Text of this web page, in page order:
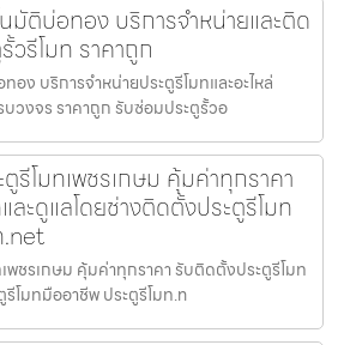
มัติบ่อทอง บริการจำหน่ายและติด
วรีโมท ราคาถูก
ง บริการจำหน่ายประตูรีโมทและอะไหล่
วงจร ราคาถูก รับซ่อมประตูรั้วอ
รีโมทเพชรเกษม คุ้มค่าทุกราคา
ะดูแลโดยช่างติดตั้งประตูรีโมท
พชรเกษม คุ้มค่าทุกราคา รับติดตั้งประตูรีโมท
โมทมืออาชีพ ประตูรีโมท.n